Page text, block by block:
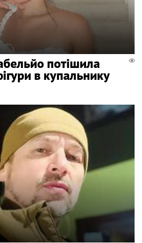
потішила
в купальнику